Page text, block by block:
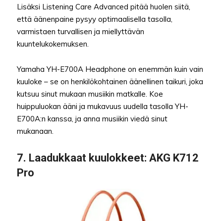
Lisäksi Listening Care Advanced pitää huolen siitä,
että äänenpaine pysyy optimaalisella tasolla,
varmistaen turvallisen ja miellyttävän
kuuntelukokemuksen.
Yamaha YH-E700A Headphone on enemmän kuin vain
kuuloke – se on henkilökohtainen äänellinen taikuri, joka
kutsuu sinut mukaan musiikin matkalle. Koe
huippuluokan ääni ja mukavuus uudella tasolla YH-
E700A:n kanssa, ja anna musiikin viedä sinut
mukanaan.
7. Laadukkaat kuulokkeet: AKG K712
Pro